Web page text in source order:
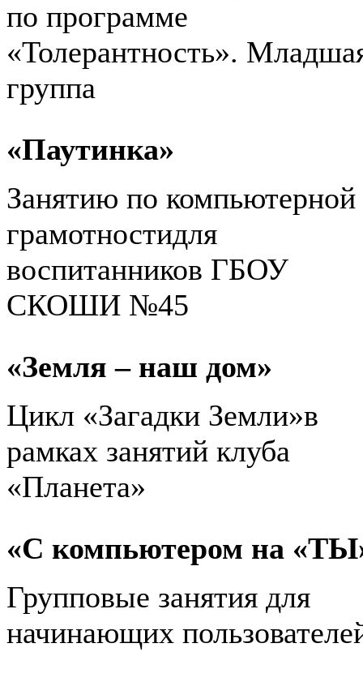
по программе
«Толерантность».
группа
«Паутинка»
Занятию по компьютерной
грамотностидля
воспитанников ГБОУ
СКОШИ №45
«Земля – наш дом»
Цикл «Загадки Земли»в
рамках занятий клуба
«Планета»
«С компьютером на
Групповые занятия для
начинающих